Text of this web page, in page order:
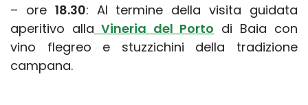
– ore 18.30: Al termine della visita guidata
aperitivo alla Vineria del Porto di Baia con
vino flegreo e stuzzichini della tradizione
campana.